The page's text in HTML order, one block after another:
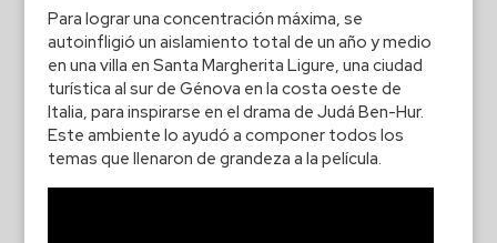
Para lograr una concentración máxima, se
autoinfligió un aislamiento total de un año y medio
en una villa en Santa Margherita Ligure, una ciudad
turística al sur de Génova en la costa oeste de
Italia, para inspirarse en el drama de Judá Ben-Hur.
Este ambiente lo ayudó a componer todos los
temas que llenaron de grandeza a la película.